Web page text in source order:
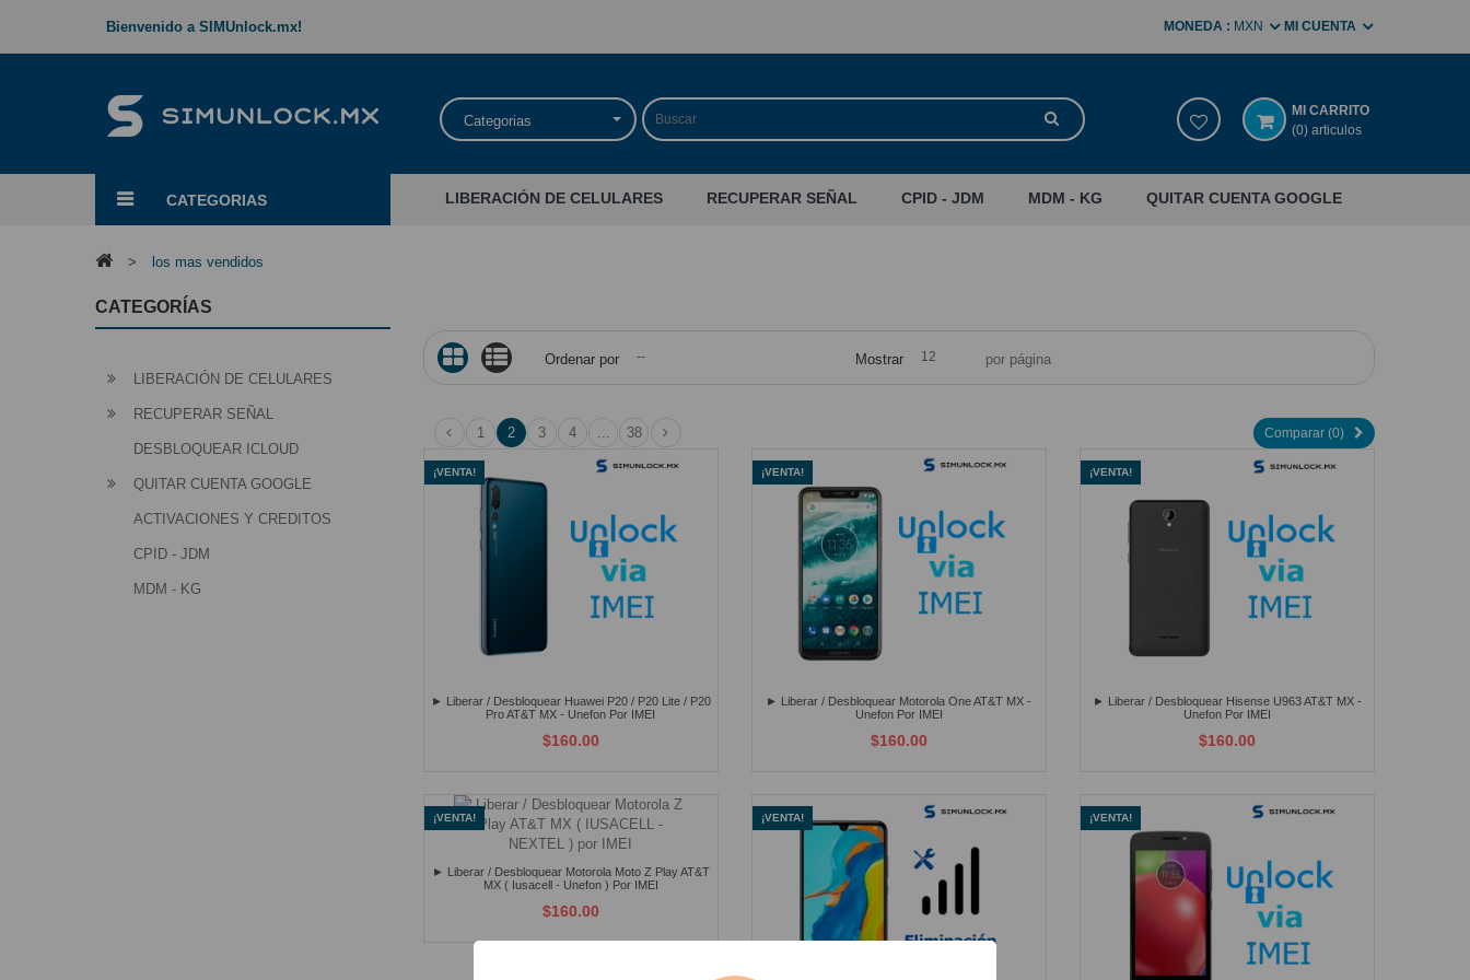
Bienvenido a SIMUnlock.mx! MI CUENTA
MONEDA : MXN
Categorias
MI CARRITO
(0) articulos
CATEGORIAS LIBERACIÓN DE CELULARES RECUPERAR SEÑAL CPID - JDM MDM - KG QUITAR CUENTA GOOGLE
> los mas vendidos
CATEGORÍAS
LIBERACIÓN DE CELULARES
RECUPERAR SEÑAL
DESBLOQUEAR ICLOUD
QUITAR CUENTA GOOGLE
ACTIVACIONES Y CREDITOS
CPID - JDM
MDM - KG
Ordenar por -- Mostrar 12 por página
Comparar (0)
1 2 3 4 ... 38
¡VENTA!
► Liberar / Desbloquear Huawei P20 / P20 Lite / P20
Pro AT&T MX - Unefon Por IMEI
$160.00
¡VENTA!
► Liberar / Desbloquear Motorola One AT&T MX -
Unefon Por IMEI
$160.00
¡VENTA!
► Liberar / Desbloquear Hisense U963 AT&T MX -
Unefon Por IMEI
$160.00
¡VENTA!
► Liberar / Desbloquear Motorola Moto Z Play AT&T
MX ( Iusacell - Unefon ) Por IMEI
$160.00
¡VENTA! ¡VENTA!